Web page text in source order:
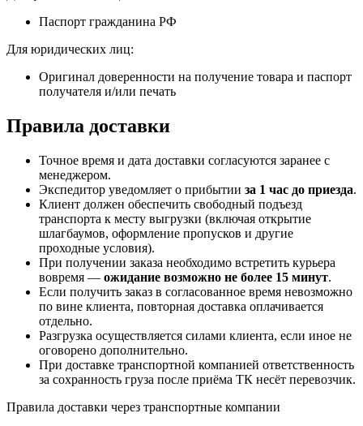
Паспорт гражданина РФ
Для юридических лиц:
Оригинал доверенности на получение товара и паспорт
получателя и/или печать
Правила доставки
Точное время и дата доставки согласуются заранее с
менеджером.
Экспедитор уведомляет о прибытии за 1 час до приезда.
Клиент должен обеспечить свободный подъезд
транспорта к месту выгрузки (включая открытие
шлагбаумов, оформление пропусков и другие
проходные условия).
При получении заказа необходимо встретить курьера
вовремя — ожидание возможно не более 15 минут.
Если получить заказ в согласованное время невозможно
по вине клиента, повторная доставка оплачивается
отдельно.
Разгрузка осуществляется силами клиента, если иное не
оговорено дополнительно.
При доставке транспортной компанией ответственность
за сохранность груза после приёма ТК несёт перевозчик.
Правила доставки через транспортные компании